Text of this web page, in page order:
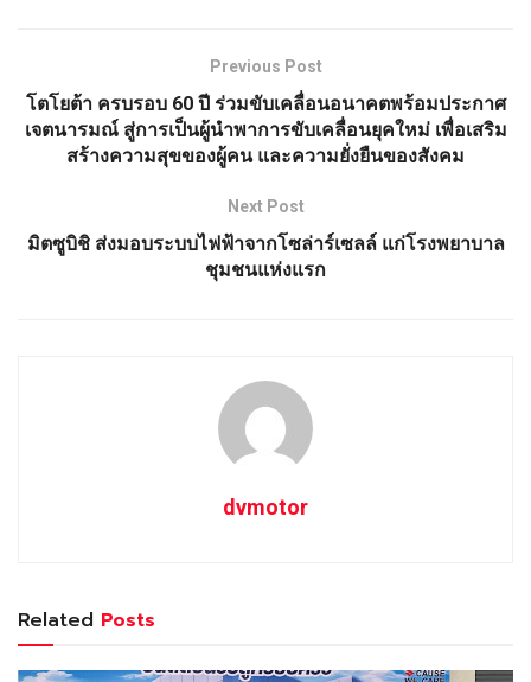
Previous Post
โตโยต้า ครบรอบ 60 ปี ร่วมขับเคลื่อนอนาคตพร้อมประกาศ
เจตนารมณ์ สู่การเป็นผู้นำพาการขับเคลื่อนยุคใหม่ เพื่อเสริม
สร้างความสุขของผู้คน และความยั่งยืนของสังคม
Next Post
มิตซูบิชิ ส่งมอบระบบไฟฟ้าจากโซล่าร์เซลล์ แก่โรงพยาบาล
ชุมชนแห่งแรก
dvmotor
Related Posts